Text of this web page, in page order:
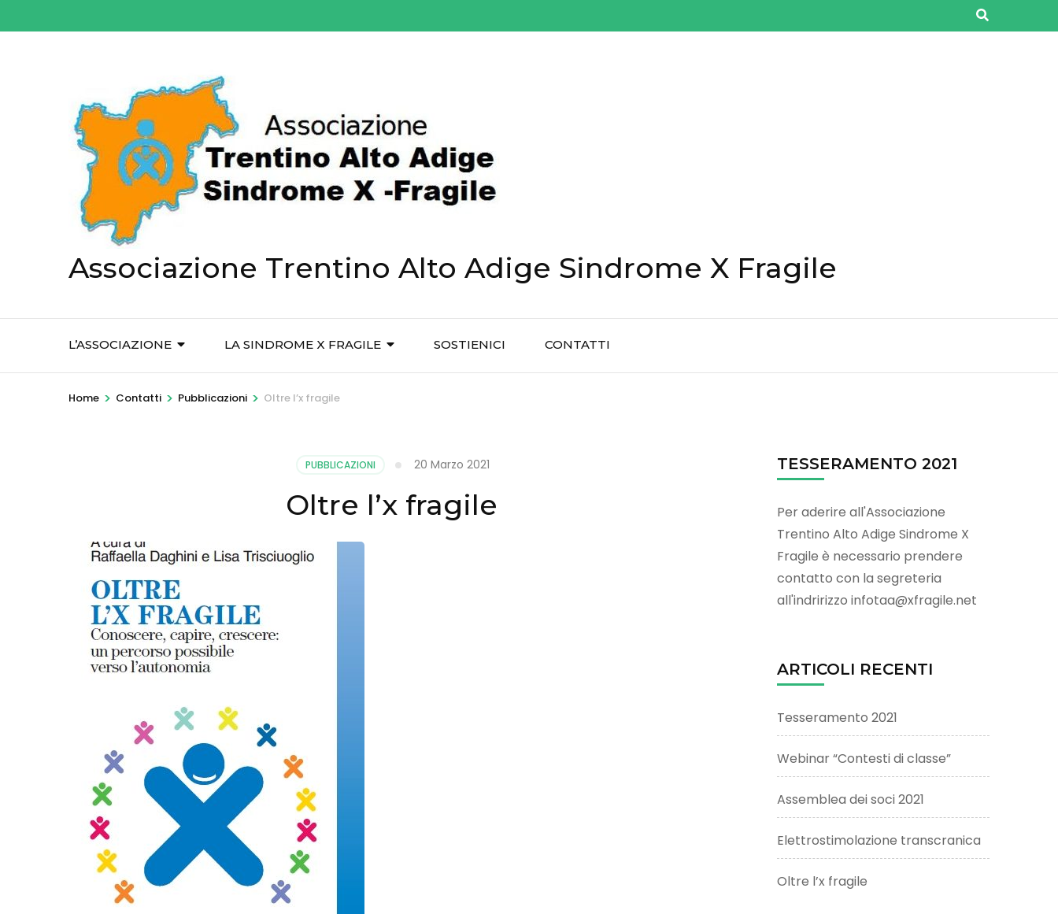
al
Associazione Trentino Alto Adige Sindrome X Fragile
L’ASSOCIAZIONE LA SINDROME X FRAGILE SOSTIENICI CONTATTI
Home > Contatti > Pubblicazioni > Oltre l’x fragile
PUBBLICAZIONI 20 Marzo 2021
Oltre l’x fragile
TESSERAMENTO 2021
Per aderire all'Associazione
Trentino Alto Adige Sindrome X
Fragile è necessario prendere
contatto con la segreteria
all'indririzzo infotaa@xfragile.net
ARTICOLI RECENTI
Tesseramento 2021
Webinar “Contesti di classe”
Assemblea dei soci 2021
Elettrostimolazione transcranica
Oltre l’x fragile